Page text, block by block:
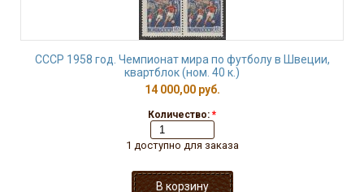
СССР 1958 год. Чемпионат мира по футболу в Швеции,
квартблок (ном. 40 к.)
14 000,00 руб.
Количество: *
1 доступно для заказа